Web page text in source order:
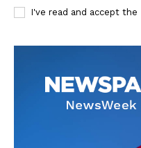
I've read and accept the